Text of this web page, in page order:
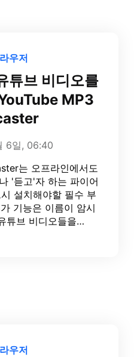
우저
튜브 비디오를
MP3
6일, 06:40
는 오프라인에서도
'듣고'자 하는 파이어
설치해야할 필수 부
기능은 이름이 암시
튜브 비디오들을…
우저